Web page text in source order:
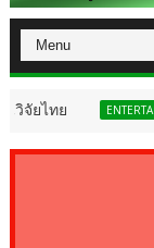
"จินเจีย